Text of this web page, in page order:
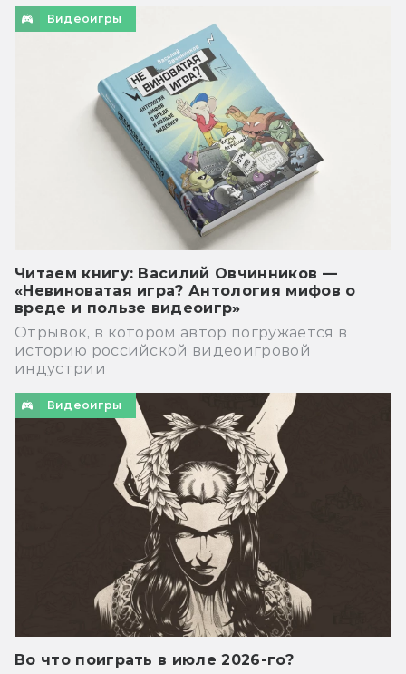
Видеоигры
Читаем книгу: Василий Овчинников —
«Невиноватая игра? Антология мифов о
вреде и пользе видеоигр»
Отрывок, в котором автор погружается в
историю российской видеоигровой
индустрии
Видеоигры
Во что поиграть в июле 2026-го?